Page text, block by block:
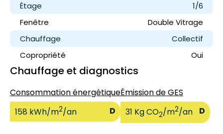
Étage
1/6
Fenêtre
Double Vitrage
Chauffage
Collectif
Copropriété
Oui
Chauffage et diagnostics
Consommation énergétique
158 kWh/m2/an D
Émission de GES
31 Kg CO2/m2/an D